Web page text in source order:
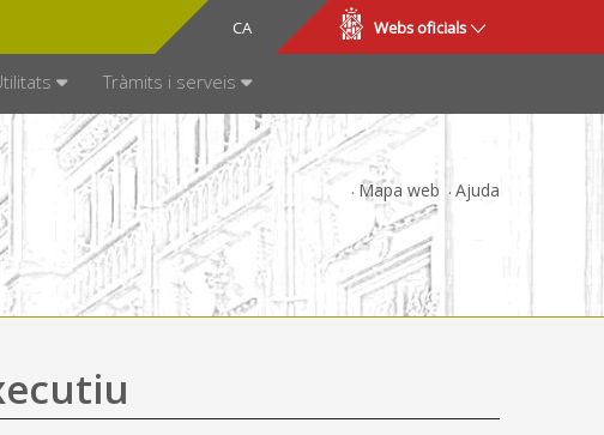
CA
ES Webs oficials
Tràmits i serveis
Mapa web Ajuda